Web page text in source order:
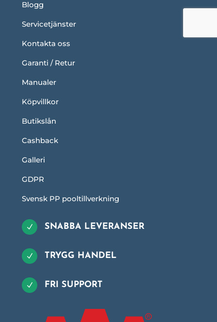
Blogg
Servicetjänster
Kontakta oss
Garanti / Retur
Manualer
Köpvillkor
Butikslån
Cashback
Galleri
GDPR
Svensk PP pooltillverkning
N SNABBA LEVERANSER
N TRYGG HANDEL
N FRI SUPPORT